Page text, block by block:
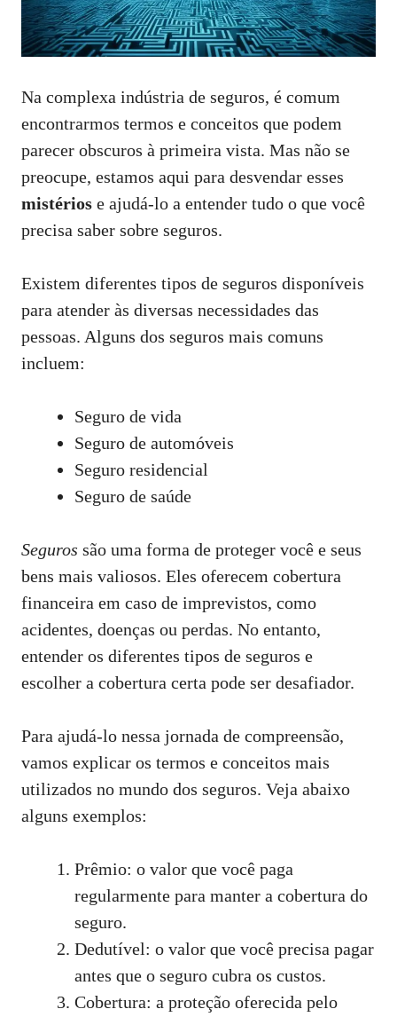
Na complexa indústria de seguros, é comum
encontrarmos termos e conceitos que podem
parecer obscuros à primeira vista. Mas não se
preocupe, estamos aqui para desvendar esses
mistérios e ajudá-lo a entender tudo o que você
precisa saber sobre seguros.
Existem diferentes tipos de seguros disponíveis
para atender às diversas necessidades das
pessoas. Alguns dos seguros mais comuns
incluem:
Seguro de vida
Seguro de automóveis
Seguro residencial
Seguro de saúde
Seguros são uma forma de proteger você e seus
bens mais valiosos. Eles oferecem cobertura
financeira em caso de imprevistos, como
acidentes, doenças ou perdas. No entanto,
entender os diferentes tipos de seguros e
escolher a cobertura certa pode ser desafiador.
Para ajudá-lo nessa jornada de compreensão,
vamos explicar os termos e conceitos mais
utilizados no mundo dos seguros. Veja abaixo
alguns exemplos:
Prêmio: o valor que você paga
regularmente para manter a cobertura do
seguro.
Dedutível: o valor que você precisa pagar
antes que o seguro cubra os custos.
Cobertura: a proteção oferecida pelo